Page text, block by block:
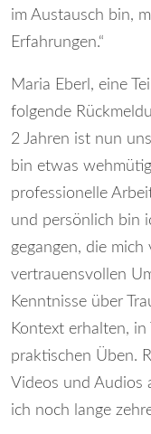
im Austausch bin,
Erfahrungen.“
Maria Eberl, eine
folgende
2 Jahren ist nun
bin etwas
professionelle
und persönlich bin
gegangen, die
vertrauensvollen
Kenntnisse über
Kontext erhalten,
praktischen Üben.
Videos und Audios
ich noch lange